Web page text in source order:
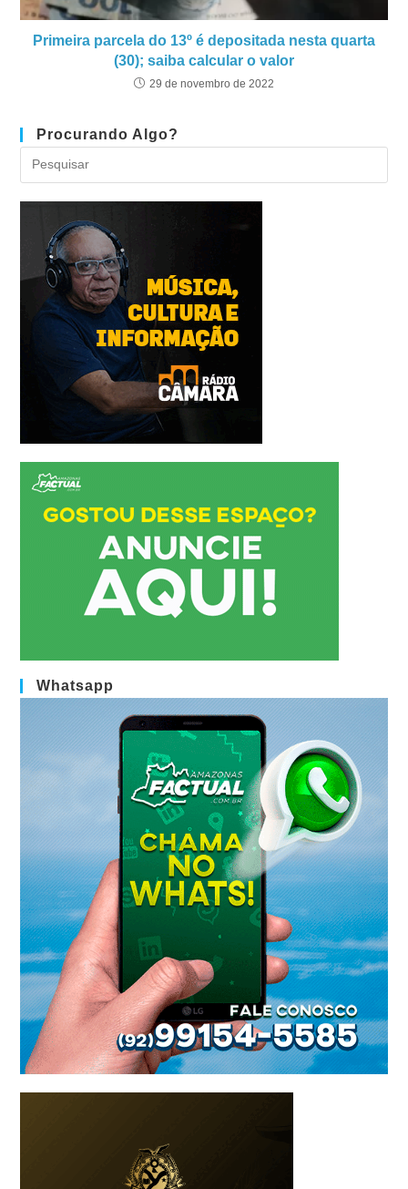
Primeira parcela do 13º é depositada nesta quarta
(30); saiba calcular o valor
29 de novembro de 2022
Procurando Algo?
Whatsapp